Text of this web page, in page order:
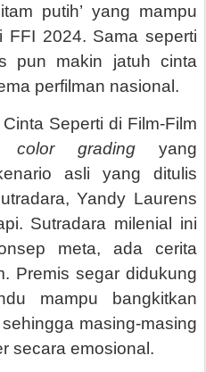
putih’ yang mampu
FFI 2024. Sama seperti
pun makin jatuh cinta
perfilman nasional.
Seperti di Film-Film
color grading yang
asli yang ditulis
Yandy Laurens
Sutradara milenial ini
meta, ada cerita
Premis segar didukung
mampu bangkitkan
masing-masing
secara emosional.